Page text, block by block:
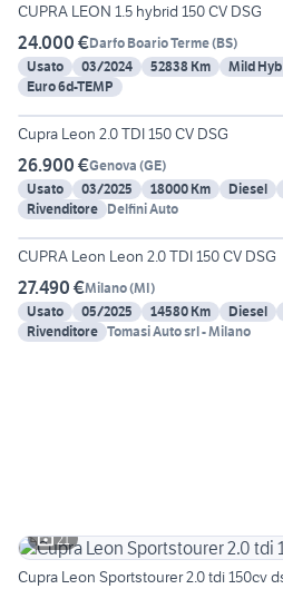
CUPRA LEON 1.5 hybrid 150 CV DSG
24.000 €Darfo Boario Terme(BS)
Usato
03/2024 52838 Km Mild
Euro 6d-TEMP
14
Cupra Leon 2.0 TDI 150 CV DSG
26.900 €Genova (GE)
Usato
03/2025 18000 Km Diesel
Rivenditore Delfini Auto
16
CUPRA Leon Leon 2.0 TDI 150 CV DSG
27.490 €Milano(MI)
Usato
05/2025 14580 Km Diesel
Rivenditore Tomasi Auto srl - Milano
21
Cupra Leon Sportstourer 2.0 tdi 150cv